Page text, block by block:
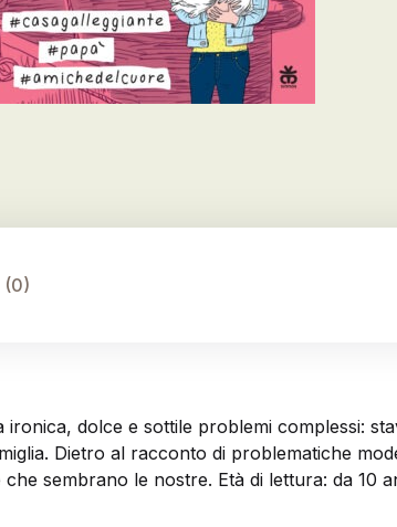
(0)
dolce e sottile problemi complessi:
Dietro al racconto di problematiche
sembrano le nostre. Età di lettura: da 10